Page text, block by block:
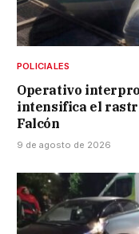
POLICIALES
Operativo
intensifica el
Falcón
9 de agosto de 2026